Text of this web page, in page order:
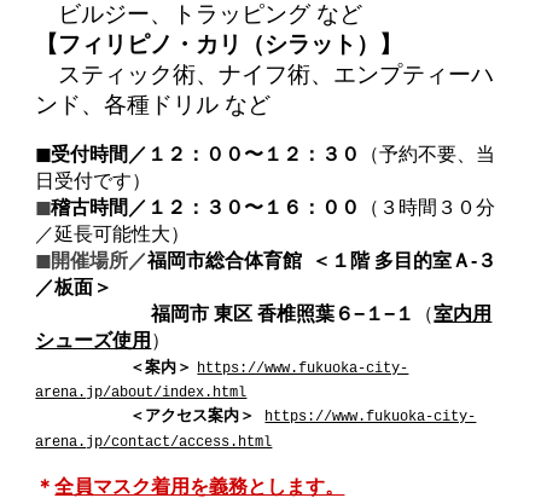
ビルジー、トラッピング など
【フィリピノ・カリ（シラット）】
スティック術、ナイフ術、エンプティーハ
ンド、各種ドリル など
◼︎受付時間／１２：００〜１２：３０
（予約不要、当
日受付です）
◼︎稽古時間／１２：３０〜１６：００
（３時間３０分
／延長可能性大）
◼︎開催場所／福岡市総合体育館
＜１階 多目的室Ａ-３
／板面＞
福岡市 東区 香椎照葉６−１−１
（室内用
シューズ使用 ）
＜案内＞ https://www.fukuoka-city-
arena.jp/about/index.html
＜アクセス案内＞
https://www.fukuoka-city-
arena.jp/contact/access.html
＊全員マスク着用を義務とします。